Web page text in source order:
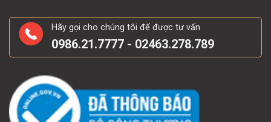
Hãy gọi cho chúng tôi để được tư vấn
0986.21.7777 - 02463.278.789